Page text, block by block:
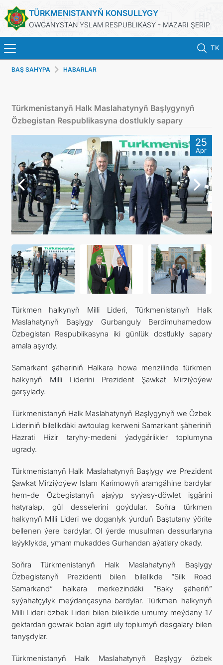
TÜRKMENISTANYŇ KONSULLYGY
OWGANYSTAN YSLAM RESPUBLIKASY - MAZARI ŞERIP
TK
BAŞ SAHYPA
TÜRKMENISTAN
KONSULLYK HYZMATLARY
DIM
ARAGATNAŞYK
BAŞ SAHYPA HABARLAR
Türkmenistanyň Halk Maslahatynyň Başlygynyň
Özbegistan Respublikasyna dostlukly sapary
25
Apr
Türkmen halkynyň Milli Lideri, Türkmenistanyň Halk
Maslahatynyň Başlygy Gurbanguly Berdimuhamedow
Özbegistan Respublikasyna iki günlük dostlukly sapary
amala aşyrdy.
Samarkant şäheriniň Halkara howa menzilinde türkmen
halkynyň Milli Liderini Prezident Şawkat Mirziýoýew
garşylady.
Türkmenistanyň Halk Maslahatynyň Başlygynyň we Özbek
Lideriniň bilelikdäki awtoulag kerweni Samarkant şäheriniň
Hazrati Hizir taryhy-medeni ýadygärlikler toplumyna
ugrady.
Türkmenistanyň Halk Maslahatynyň Başlygy we Prezident
Şawkat Mirziýoýew Islam Karimowyň aramgähine bardylar
hem-de Özbegistanyň ajaýyp syýasy-döwlet işgärini
hatyralap, gül desselerini goýdular. Soňra türkmen
halkynyň Milli Lideri we doganlyk ýurduň Baştutany ýörite
bellenen ýere bardylar. Ol ýerde musulman dessurlaryna
laýyklykda, ymam mukaddes Gurhandan aýatlary okady.
Soňra Türkmenistanyň Halk Maslahatynyň Başlygy
Özbegistanyň Prezidenti bilen bilelikde “Silk Road
Samarkand” halkara merkezindäki “Baky şäheriň”
syýahatçylyk meýdançasyna bardylar. Türkmen halkynyň
Milli Lideri özbek Lideri bilen bilelikde umumy meýdany 17
gektardan gowrak bolan ägirt uly toplumyň desgalary bilen
tanyşdylar.
Türkmenistanyň Halk Maslahatynyň Başlygy özbek